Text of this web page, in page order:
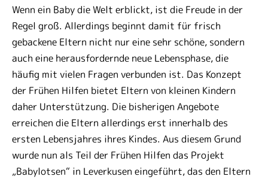
Wenn ein Baby die Welt erblickt, ist die Freude in der
Regel groß. Allerdings beginnt damit für frisch
gebackene Eltern nicht nur eine sehr schöne, sondern
auch eine herausfordernde neue Lebensphase, die
häufig mit vielen Fragen verbunden ist. Das Konzept
der Frühen Hilfen bietet Eltern von kleinen Kindern
daher Unterstützung. Die bisherigen Angebote
erreichen die Eltern allerdings erst innerhalb des
ersten Lebensjahres ihres Kindes. Aus diesem Grund
wurde nun als Teil der Frühen Hilfen das Projekt
„Babylotsen“ in Leverkusen eingeführt, das den Eltern